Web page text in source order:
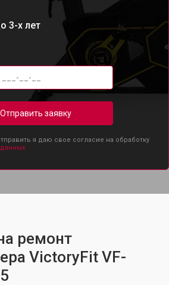
3-х лет
Отправить заявку
я даю свое согласие на обработку
ремонт
VictoryFit VF-